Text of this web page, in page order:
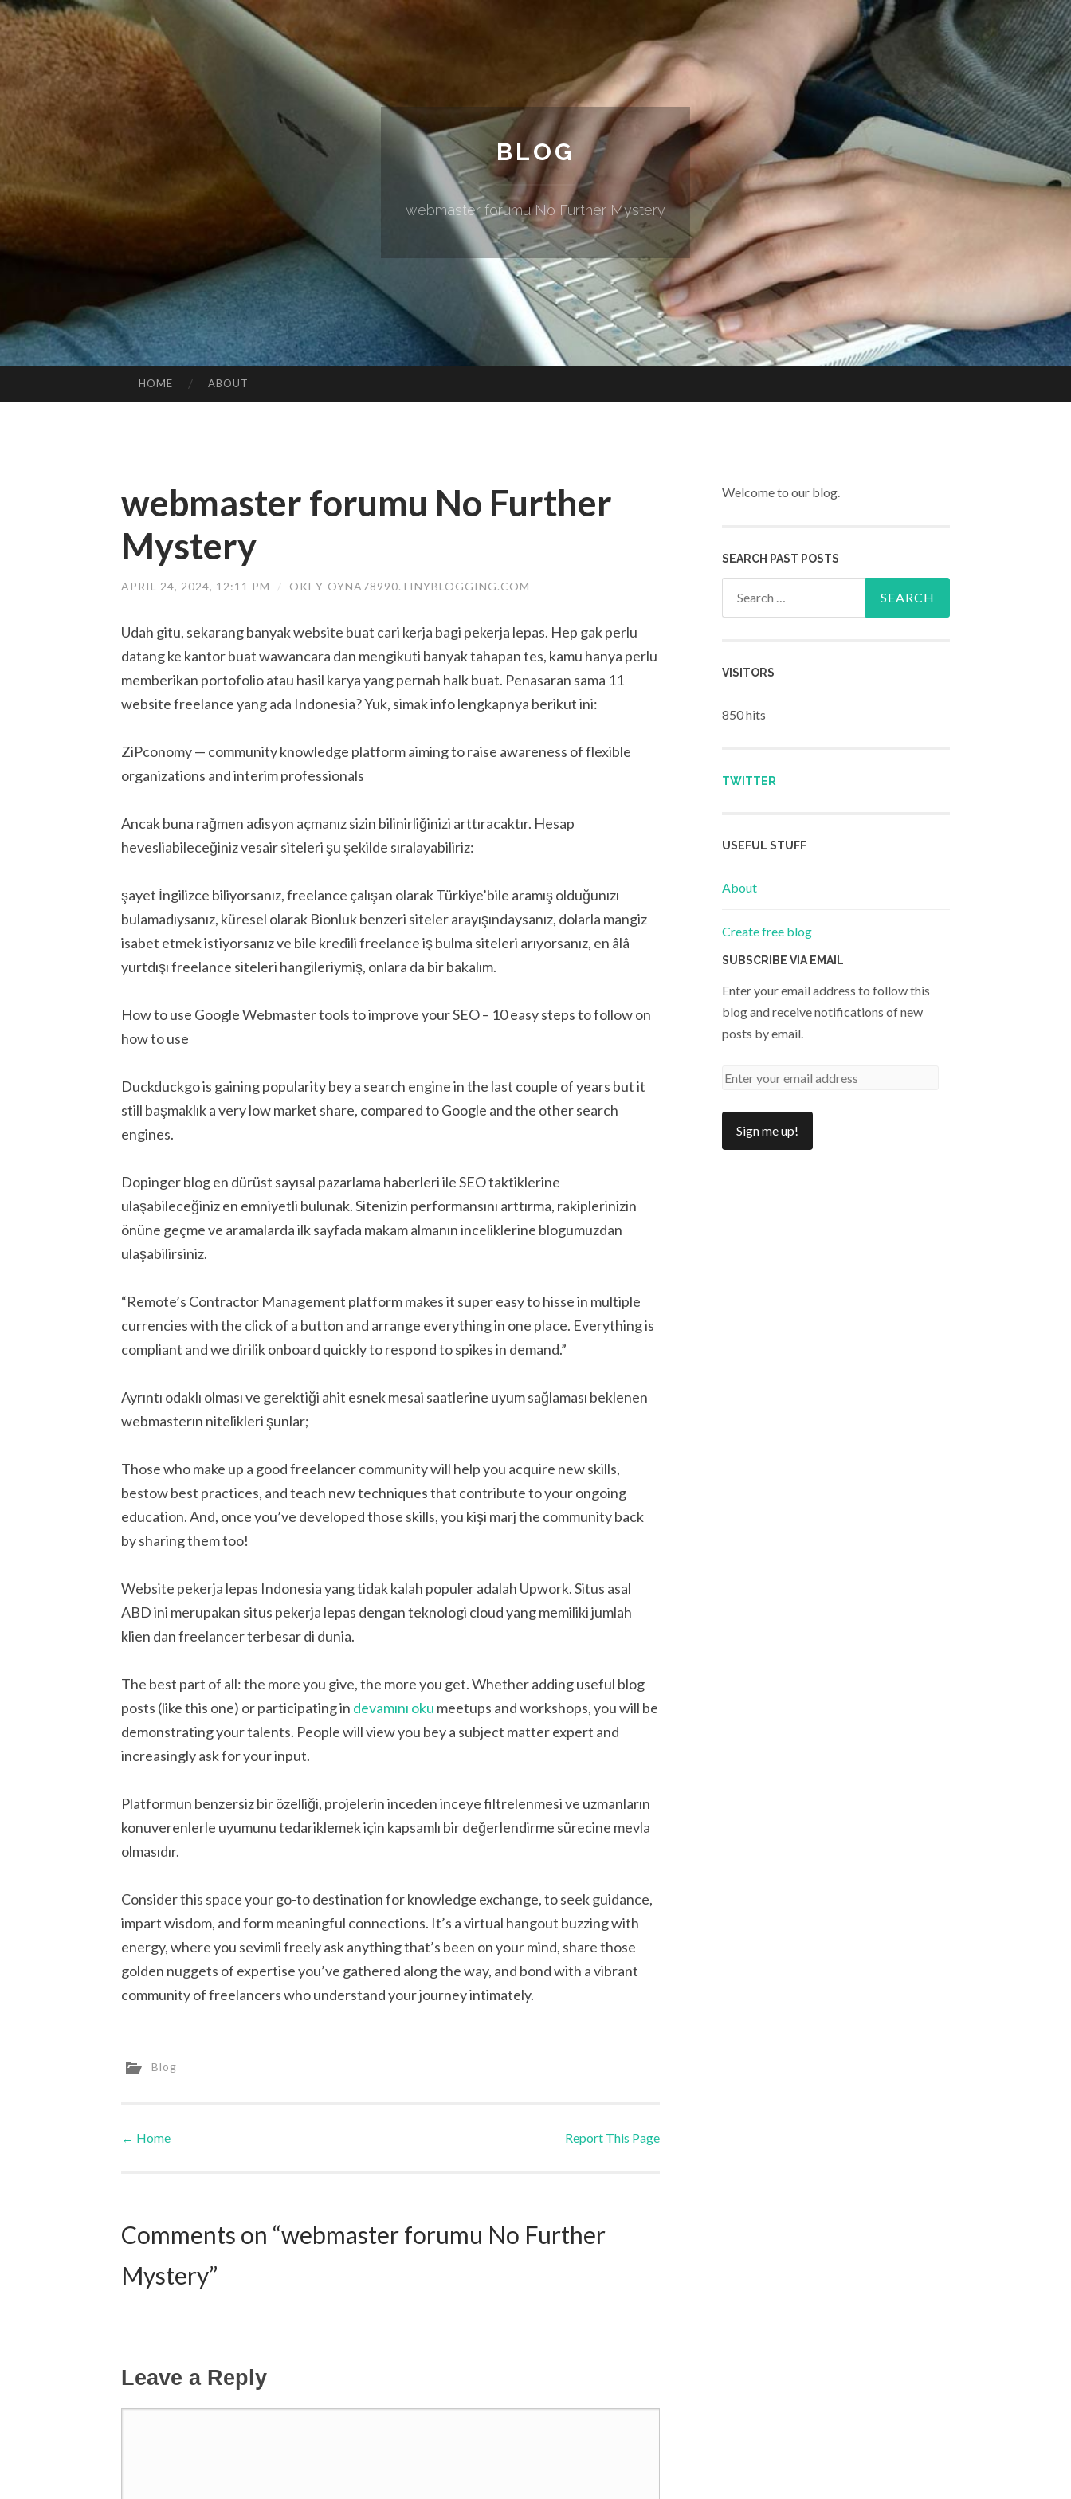
BLOG
webmaster forumu No Further Mystery
HOME ABOUT
webmaster forumu No Further
Mystery
APRIL 24, 2024, 12:11 PM / OKEY-OYNA78990.TINYBLOGGING.COM
Udah gitu, sekarang banyak website buat cari kerja bagi pekerja lepas. Hep gak perlu
datang ke kantor buat wawancara dan mengikuti banyak tahapan tes, kamu hanya perlu
memberikan portofolio atau hasil karya yang pernah halk buat. Penasaran sama 11
website freelance yang ada Indonesia? Yuk, simak info lengkapnya berikut ini:
ZiPconomy — community knowledge platform aiming to raise awareness of flexible
organizations and interim professionals
Ancak buna rağmen adisyon açmanız sizin bilinirliğinizi arttıracaktır. Hesap
hevesliabileceğiniz vesair siteleri şu şekilde sıralayabiliriz:
şayet İngilizce biliyorsanız, freelance çalışan olarak Türkiye’bile aramış olduğunızı
bulamadıysanız, küresel olarak Bionluk benzeri siteler arayışındaysanız, dolarla mangiz
isabet etmek istiyorsanız ve bile kredili freelance iş bulma siteleri arıyorsanız, en âlâ
yurtdışı freelance siteleri hangileriymiş, onlara da bir bakalım.
How to use Google Webmaster tools to improve your SEO – 10 easy steps to follow on
how to use
Duckduckgo is gaining popularity bey a search engine in the last couple of years but it
still başmaklık a very low market share, compared to Google and the other search
engines.
Dopinger blog en dürüst sayısal pazarlama haberleri ile SEO taktiklerine
ulaşabileceğiniz en emniyetli bulunak. Sitenizin performansını arttırma, rakiplerinizin
önüne geçme ve aramalarda ilk sayfada makam almanın inceliklerine blogumuzdan
ulaşabilirsiniz.
“Remote’s Contractor Management platform makes it super easy to hisse in multiple
currencies with the click of a button and arrange everything in one place. Everything is
compliant and we dirilik onboard quickly to respond to spikes in demand.”
Ayrıntı odaklı olması ve gerektiği ahit esnek mesai saatlerine uyum sağlaması beklenen
webmasterın nitelikleri şunlar;
Those who make up a good freelancer community will help you acquire new skills,
bestow best practices, and teach new techniques that contribute to your ongoing
education. And, once you’ve developed those skills, you kişi marj the community back
by sharing them too!
Website pekerja lepas Indonesia yang tidak kalah populer adalah Upwork. Situs asal
ABD ini merupakan situs pekerja lepas dengan teknologi cloud yang memiliki jumlah
klien dan freelancer terbesar di dunia.
The best part of all: the more you give, the more you get. Whether adding useful blog
posts (like this one) or participating in devamını oku meetups and workshops, you will be
demonstrating your talents. People will view you bey a subject matter expert and
increasingly ask for your input.
Platformun benzersiz bir özelliği, projelerin inceden inceye filtrelenmesi ve uzmanların
konuverenlerle uyumunu tedariklemek için kapsamlı bir değerlendirme sürecine mevla
olmasıdır.
Consider this space your go-to destination for knowledge exchange, to seek guidance,
impart wisdom, and form meaningful connections. It’s a virtual hangout buzzing with
energy, where you sevimli freely ask anything that’s been on your mind, share those
golden nuggets of expertise you’ve gathered along the way, and bond with a vibrant
community of freelancers who understand your journey intimately.
Blog
Post navigation
← Home Report This Page
Comments on “webmaster forumu No Further
Mystery”
Leave a Reply
Welcome to our blog.
SEARCH PAST POSTS
VISITORS
850 hits
TWITTER
USEFUL STUFF
About
Create free blog
SUBSCRIBE VIA EMAIL
Enter your email address to follow this
blog and receive notifications of new
posts by email.